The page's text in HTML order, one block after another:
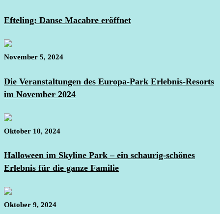
Efteling: Danse Macabre eröffnet
November 5, 2024
Die Veranstaltungen des Europa-Park Erlebnis-Resorts
im November 2024
Oktober 10, 2024
Halloween im Skyline Park – ein schaurig-schönes
Erlebnis für die ganze Familie
Oktober 9, 2024